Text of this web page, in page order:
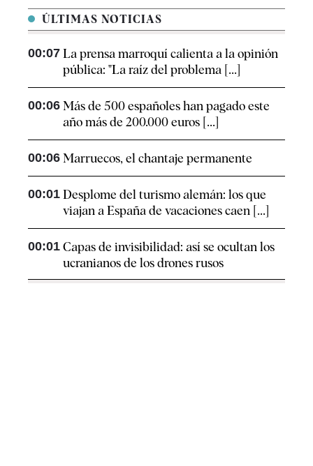
ÚLTIMAS NOTICIAS
00:07 La prensa marroquí calienta a la opinión
pública: "La raíz del problema [...]
00:06 Más de 500 españoles han pagado este
año más de 200.000 euros [...]
00:06 Marruecos, el chantaje permanente
00:01 Desplome del turismo alemán: los que
viajan a España de vacaciones caen [...]
00:01 Capas de invisibilidad: así se ocultan los
ucranianos de los drones rusos